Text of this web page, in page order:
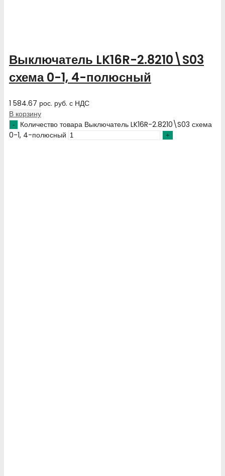
Выключатель LK16R-2.8210\S03
схема 0-1, 4-полюсный
1 584.67 рос. руб. с НДС
В корзину
Количество товара Выключатель LK16R-2.8210\S03 схема
0-1, 4-полюсный